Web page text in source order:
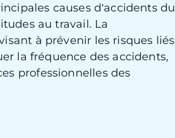
causes d’accidents du
au travail. La
à prévenir les risques liés
la fréquence des accidents,
professionnelles des